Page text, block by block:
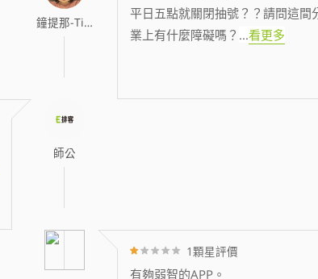
鐘提那-Tina
平日五點就關閉抽號？？請問這間
業上有什麼障礙嗎？ ...看更多
師公
1顆星評價
有夠弱智的APP。